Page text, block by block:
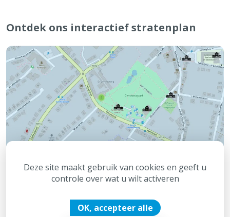
Ontdek ons interactief stratenplan
Deze site maakt gebruik van cookies en geeft u
controle over wat u wilt activeren
OK, accepteer alle